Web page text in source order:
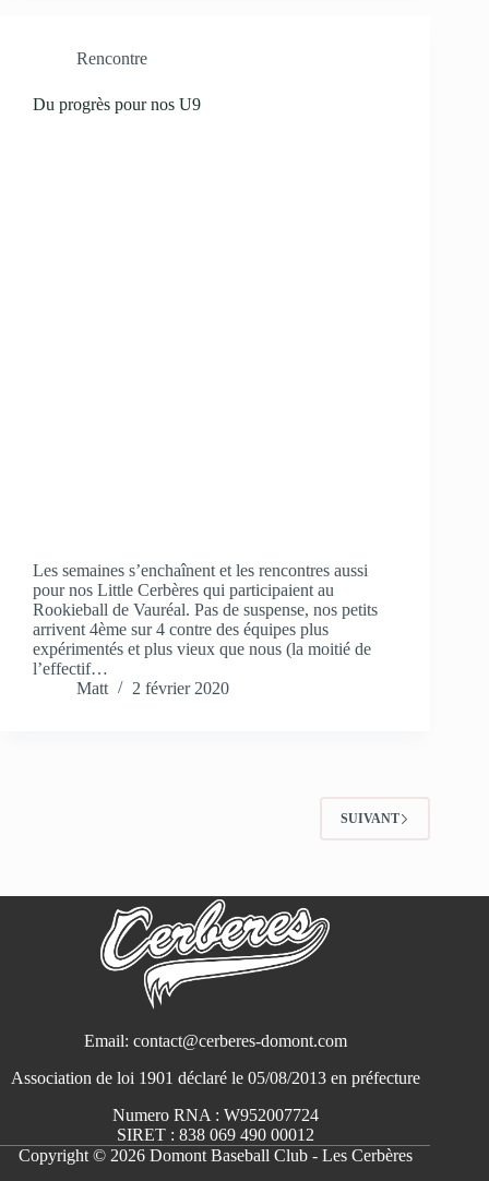
Rencontre
Du progrès pour nos U9
Les semaines s’enchaînent et les rencontres aussi
pour nos Little Cerbères qui participaient au
Rookieball de Vauréal. Pas de suspense, nos petits
arrivent 4ème sur 4 contre des équipes plus
expérimentés et plus vieux que nous (la moitié de
l’effectif…
Matt
2 février 2020
SUIVANT
Email: contact@cerberes-domont.com
Association de loi 1901 déclaré le 05/08/2013 en préfecture
Numero RNA : W952007724
SIRET : 838 069 490 00012
Copyright © 2026 Domont Baseball Club - Les Cerbères